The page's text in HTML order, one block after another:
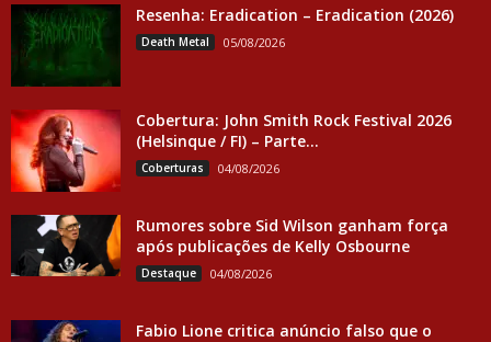
Resenha: Eradication – Eradication (2026)
Death Metal 05/08/2026
Cobertura: John Smith Rock Festival 2026
(Helsinque / FI) – Parte...
Coberturas 04/08/2026
Rumores sobre Sid Wilson ganham força
após publicações de Kelly Osbourne
Destaque 04/08/2026
Fabio Lione critica anúncio falso que o